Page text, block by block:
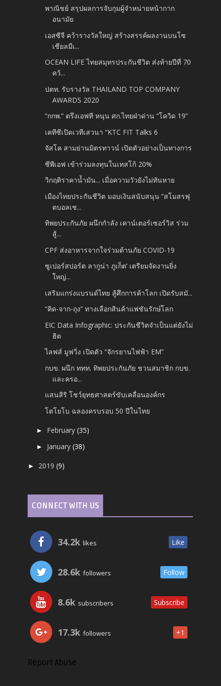
พาณิชย์ สรุปผลการจับกุมผู้จำหน่ายหน้ากาก
อนามัย
เอสซีจี คว้ารางวัลใหญ่ สร้างสรรค์ผลงานบนโซ
เชียลมีเ...
OCEAN LIFE ไทยสมุทรประกันชีวิต ส่งท้ายปีที่ 70
คว้...
ปตท. รับรางวัล THAILAND TOP COMPANY
AWARDS 2020
“กกพ.” ตรึงเอฟที หนุน ศก.ไทยฝ่าด่าน “โควิด 19”
เคทีซีเปิดเวทีเสวนา “KTC FIT Talks 6
จัสโค สามย่านมิตรทาวน์ เปิดตัวอย่างเป็นทางการ
ซีพีเอฟ เข้าร่วมลงทุนในเทสโก้ 20%
วิกฤติราคาน้ำมัน... เมื่อความวัวยังไม่ทันหาย
เมืองไทยประกันชีวิต มอบเงินสนับสนุน “สโมสรฟุ
ตบอลเช...
ทิพยประกันภัย ผนึกกำลัง เคาน์เตอร์เซอร์วิส ร่วม
สู้...
CPF ส่งอาหารจากใจร่วมต้านภัย COVID-19
ซูเปอร์สปอร์ต ลากูน่า ภูเก็ต’ เตรียมจัดงานยิ่ง
ใหญ่...
เสริมแกร่งแบรนด์ไทย สู้ศึกการค้าโลก เปิดรับสมั...
“คิด-จาก-ถุง” ทางเลือกสินค้าแฟชันรักษ์โลก
EIC Data Infographic: ประกันชีวิตจำเป็นแต่ยังไม่
ฮิต
ไลฟส์ มูฟวิ่ง เปิดตัว “จักรยานไฟฟ้า EM”
กบข. ผนึก ททท. ทิพยประกันภัย ชวนสมาชิก กบข.
และครอ...
แสนสิริ โชว์ยุทธศาสตร์ขับเคลื่อนองค์กร
โตโยโบ ฉลองครบรอบ 50 ปีในไทย
► February(35)
► January(38)
► 2019(9)
CONNECT WITH US
34.2k likes Like
28.6k followers Follow
8.6k subscribers Subscribe
17.3k followers +1
Report Abuse